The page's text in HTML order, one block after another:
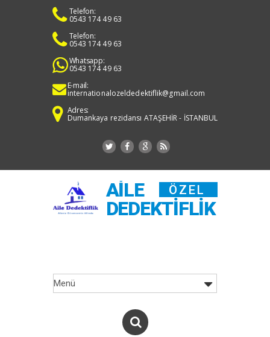
Telefon:
0543 174 49 63
Telefon:
0543 174 49 63
Whatsapp:
0543 174 49 63
E-mail:
internationalozeldedektiflik@gmail.com
Adres:
Dumankaya rezidansı ATAŞEHİR - İSTANBUL
AILE ÖZEL
DEDEKTIFLIK